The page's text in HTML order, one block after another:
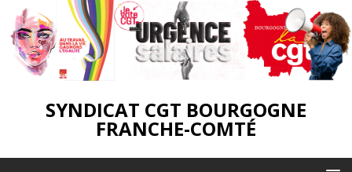
SYNDICAT CGT BOURGOGNE
FRANCHE-COMTÉ